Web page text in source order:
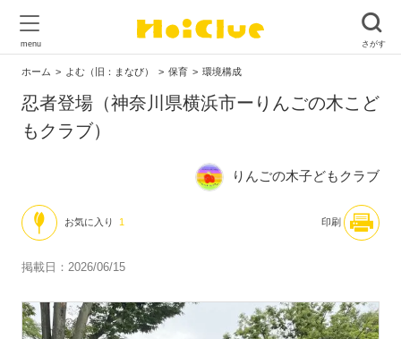
ホーム よむ（旧：まなび） 保育 環境構成
忍者登場（神奈川県横浜市ーりんごの木こど
もクラブ）
りんごの木子どもクラブ
お気に入り 1 印刷
掲載日：2026/06/15